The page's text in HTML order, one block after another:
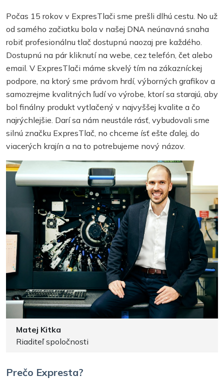
Počas 15 rokov v ExpresTlači sme prešli dlhú cestu. No už
od samého začiatku bola v našej DNA neúnavná snaha
robiť profesionálnu tlač dostupnú naozaj pre každého.
Dostupnú na pár kliknutí na webe, cez telefón, čet alebo
email. V ExpresTlači máme skvelý tím na zákazníckej
podpore, na ktorý sme právom hrdí, výborných grafikov a
samozrejme kvalitných ľudí vo výrobe, ktorí sa starajú, aby
bol finálny produkt vytlačený v najvyššej kvalite a čo
najrýchlejšie. Darí sa nám neustále rásť, vybudovali sme
silnú značku ExpresTlač, no chceme ísť ešte ďalej, do
viacerých krajín a na to potrebujeme nový názov.
Matej Kitka
Riaditeľ spoločnosti
Prečo Expresta?